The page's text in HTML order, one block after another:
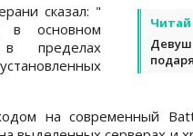
сказал: "
в основном
пределах
на современный